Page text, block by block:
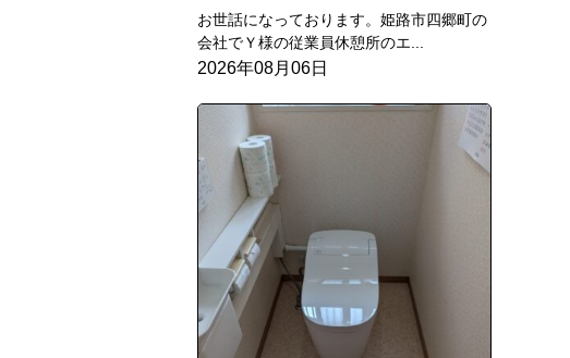
お世話になっております。姫路市四郷町の
会社でＹ様の従業員休憩所のエ...
2026年08月06日